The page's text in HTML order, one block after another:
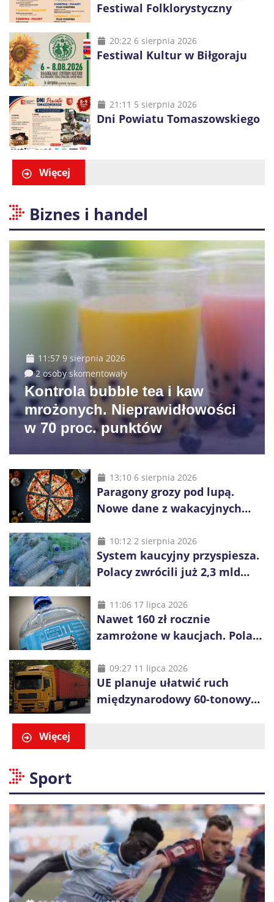
Festiwal Folklorystyczny
20:22 6 sierpnia 2026
Festiwal Kultur w Biłgoraju
21:11 5 sierpnia 2026
Dni Powiatu Tomaszowskiego
Więcej
Biznes i handel
11:57 9 sierpnia 2026
2 osoby skomentowały
Kontrola bubble tea i kaw
mrożonych. Nieprawidłowości
w 70 proc. punktów
13:10 6 sierpnia 2026
Paragony grozy pod lupą.
Nowe dane z wakacyjnych
10:12 2 sierpnia 2026
System kaucyjny przyspiesza.
Polacy zwrócili już 2,3 mld
11:06 17 lipca 2026
Nawet 160 zł rocznie
zamrożone w kaucjach. Polacy
vouchery
09:27 11 lipca 2026
UE planuje ułatwić ruch
międzynarodowy 60-tonowych
Więcej
Sport